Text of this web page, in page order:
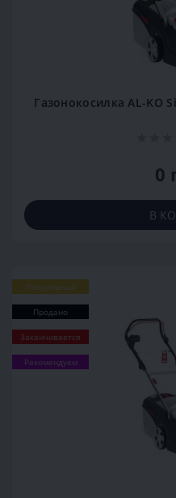
Газонокосилка AL-KO
0
В
Популярный
Продано
Заканчивается
Рекомендуем